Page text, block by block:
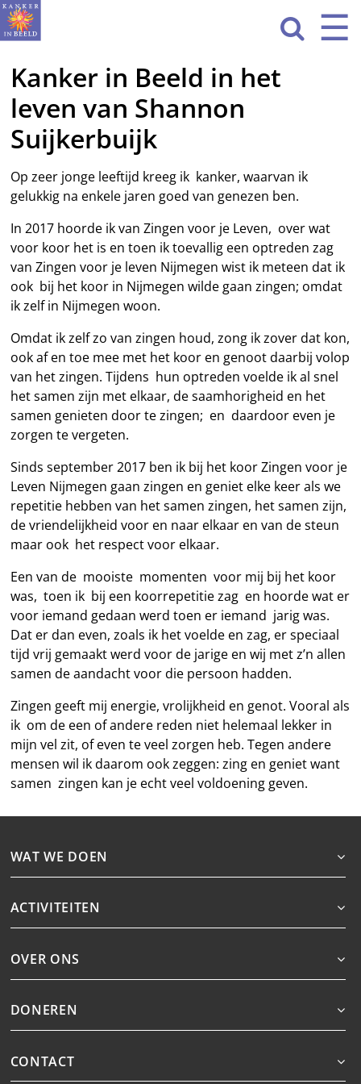
Sla
navigatie
over
☰
HOME
WAT WE DOEN
ACTIVITEITEN
OVER ONS
CONTACT
NIEUWS

Kanker in Beeld in het
leven van Shannon
Suijkerbuijk
Op zeer jonge leeftijd kreeg ik kanker, waarvan ik
gelukkig na enkele jaren goed van genezen ben.
In 2017 hoorde ik van Zingen voor je Leven, over wat
voor koor het is en toen ik toevallig een optreden zag
van Zingen voor je leven Nijmegen wist ik meteen dat ik
ook bij het koor in Nijmegen wilde gaan zingen; omdat
ik zelf in Nijmegen woon.
Omdat ik zelf zo van zingen houd, zong ik zover dat kon,
ook af en toe mee met het koor en genoot daarbij volop
van het zingen. Tijdens hun optreden voelde ik al snel
het samen zijn met elkaar, de saamhorigheid en het
samen genieten door te zingen; en daardoor even je
zorgen te vergeten.
Sinds september 2017 ben ik bij het koor Zingen voor je
Leven Nijmegen gaan zingen en geniet elke keer als we
repetitie hebben van het samen zingen, het samen zijn,
de vriendelijkheid voor en naar elkaar en van de steun
maar ook het respect voor elkaar.
Een van de mooiste momenten voor mij bij het koor
was, toen ik bij een koorrepetitie zag en hoorde wat er
voor iemand gedaan werd toen er iemand jarig was.
Dat er dan even, zoals ik het voelde en zag, er speciaal
tijd vrij gemaakt werd voor de jarige en wij met z’n allen
samen de aandacht voor die persoon hadden.
Zingen geeft mij energie, vrolijkheid en genot. Vooral als
ik om de een of andere reden niet helemaal lekker in
mijn vel zit, of even te veel zorgen heb. Tegen andere
mensen wil ik daarom ook zeggen: zing en geniet want
samen zingen kan je echt veel voldoening geven.
WAT WE DOEN
ACTIVITEITEN
OVER ONS
DONEREN
CONTACT